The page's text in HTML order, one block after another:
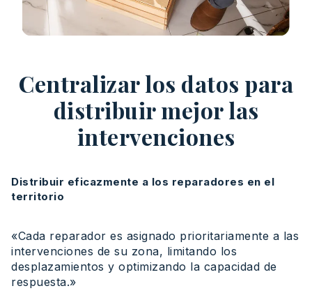
Centralizar los datos para
distribuir mejor las
intervenciones
Distribuir eficazmente a los reparadores en el
territorio
«Cada reparador es asignado prioritariamente a las
intervenciones de su zona, limitando los
desplazamientos y optimizando la capacidad de
respuesta.»